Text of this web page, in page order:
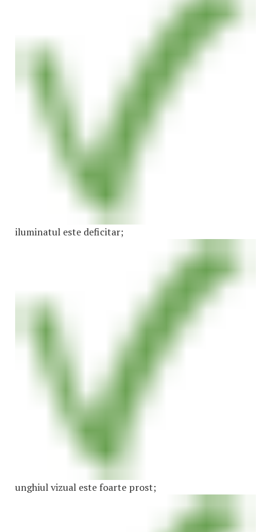
iluminatul este deficitar;
unghiul vizual este foarte prost;